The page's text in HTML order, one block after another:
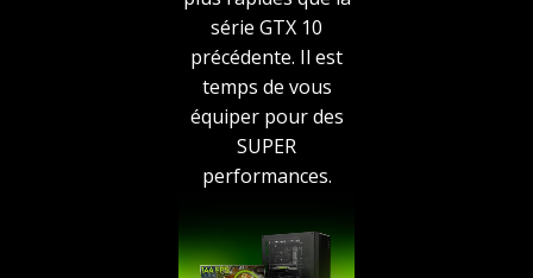
série GTX 10
précédente. Il est
temps de vous
équiper pour des
SUPER
performances.